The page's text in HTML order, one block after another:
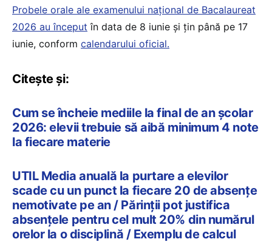
Probele orale ale examenului național de Bacalaureat
2026 au început în data de 8 iunie și țin până pe 17
iunie, conform calendarului oficial.
Citește și:
Cum se încheie mediile la final de an școlar
2026: elevii trebuie să aibă minimum 4 note
la fiecare materie
UTIL Media anuală la purtare a elevilor
scade cu un punct la fiecare 20 de absențe
nemotivate pe an / Părinții pot justifica
absențele pentru cel mult 20% din numărul
orelor la o disciplină / Exemplu de calcul